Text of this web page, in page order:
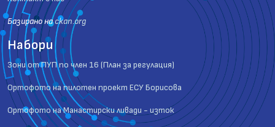
Базиранo наckan.org
Набори
Зони от ПУП по член 16 (План за регулация)
Ортофото на пилотен проект ЕСУ Борисова
Ортофото на Манастирски ливади - изток